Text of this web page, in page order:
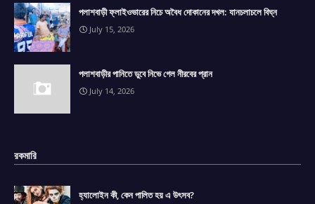
পলাশবাড়ী ফ্লাইওভারের নিচে অবৈধ দোকানের দখল: যানচলাচলে বিঘ্ন
July 15, 2026
পলাশবাড়ীর পানিতে ডুবে নিভে গেল নীরবের প্রান
July 14, 2026
রকমারি
হ্যালোইন কী, কেন পালিত হয় এ উৎসব?